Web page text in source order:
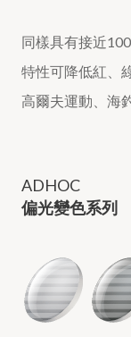
同樣具有接近
特性可降低紅、
高爾夫運動、海
ADHOC
偏光變色系列